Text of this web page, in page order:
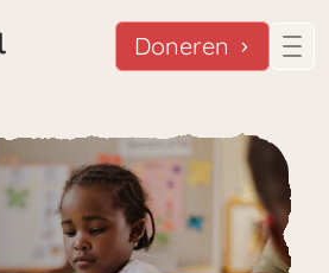
Doneren